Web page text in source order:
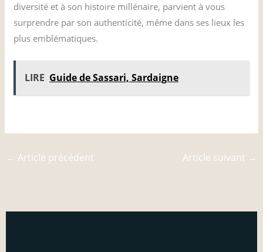
diversité et à son histoire millénaire, parvient à vous
surprendre par son authenticité, même dans ses lieux les
plus emblématiques.
LIRE Guide de Sassari, Sardaigne
← Article précédent Article suivant →